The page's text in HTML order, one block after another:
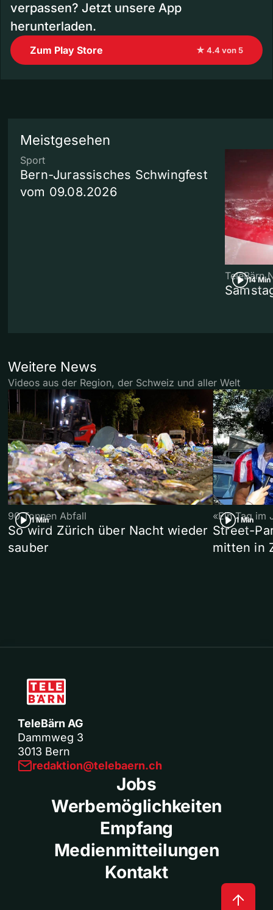
verpassen? Jetzt unsere App
herunterladen.
Zum Play Store ★ 4.4 von 5
Meistgesehen
Sport
Bern-Jurassisches Schwingfest
vom 09.08.2026
14 Min
TeleBärn
Weitere News
Videos aus der Region, der Schweiz und aller Welt
1 Min
90 Tonnen Abfall
So wird Zürich über Nacht wieder
sauber
1 Min
«Ein Tag im
Street-
mitten in
TeleBärn AG
Dammweg 3
3013 Bern
redaktion@telebaern.ch
Jobs
Werbemöglichkeiten
Empfang
Medienmitteilungen
Kontakt